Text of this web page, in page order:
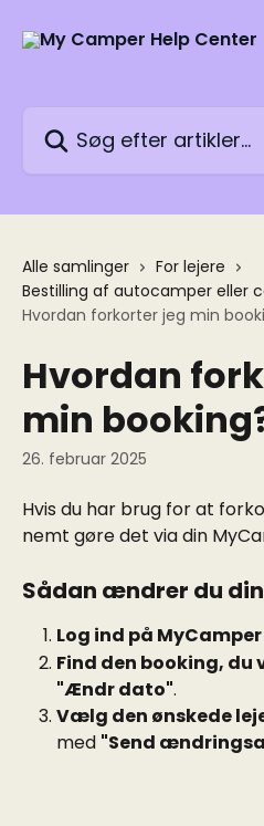
Alle samlinger
For lejere
Bestilling af autocamper eller
Hvordan forkorter jeg min
Hvordan
min
26. februar 2025
Hvis du har brug for at
nemt gøre det via din
Sådan ændrer du
Log ind på MyCamper
Find den booking,
"Ændr dato".
Vælg den ønskede
med "Send